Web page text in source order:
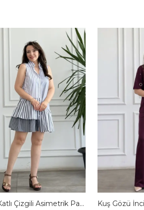
Eteği Katlı Çizgili Asimetrik Pamuk Elbise